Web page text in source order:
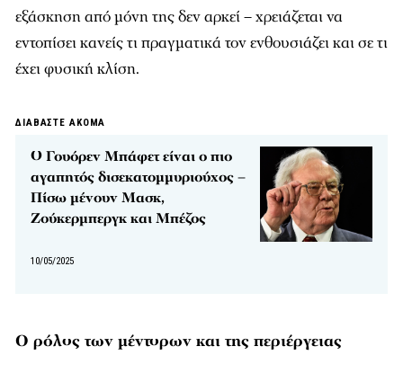
εξάσκηση από μόνη της δεν αρκεί – χρειάζεται να
εντοπίσει κανείς τι πραγματικά τον ενθουσιάζει και σε τι
έχει φυσική κλίση.
ΔΙΑΒΑΣΤΕ ΑΚΟΜΑ
Ο Γουόρεν Μπάφετ είναι ο πιο
αγαπητός δισεκατομμυριούχος –
Πίσω μένουν Μασκ,
Ζούκερμπεργκ και Μπέζος
10/05/2025
Ο ρόλος των μέντορων και της περιέργειας